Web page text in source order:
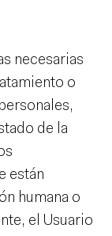
necesarias
o
de la
están
humana o
el Usuario